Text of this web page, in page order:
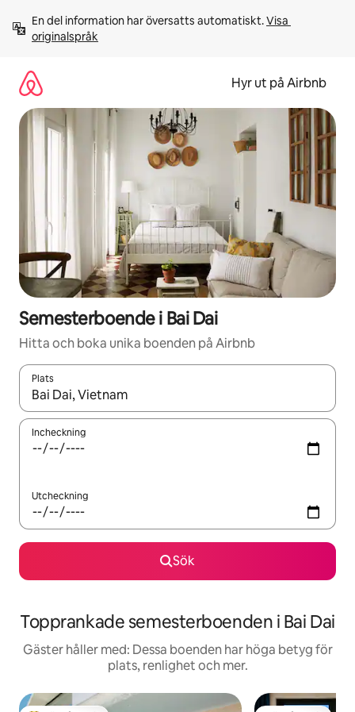
innehåll
En del information har översatts automatiskt. Visa
originalspråk
Hyr ut på Airbnb
Semesterboende i Bai Dai
Hitta och boka unika boenden på Airbnb
Plats
När resultaten är tillgängliga kan du navigera med upp- och
Incheckning
Utcheckning
Sök
Topprankade semesterboenden i Bai Dai
Gäster håller med: Dessa boenden har höga betyg för
plats, renlighet och mer.